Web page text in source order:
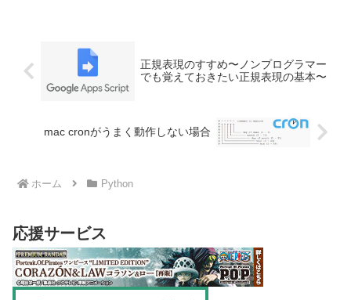
正規表現のすすめ〜ノンプログラマー
でも覚えておきたい正規表現の基本〜
mac cronがうまく動作しない場合
ホーム Python
応援サービス